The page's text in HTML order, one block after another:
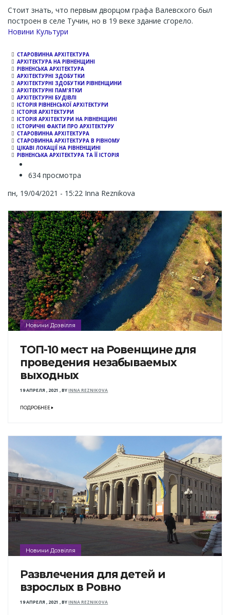
Стоит знать, что первым дворцом графа Валевского был
построен в селе Тучин, но в 19 веке здание сгорело.
Channel
Новини Культури
СТАРОВИННА АРХІТЕКТУРА
АРХІТЕКТУРА НА РІВНЕНЩИНІ
РІВНЕНСЬКА АРХІТЕКТУРА
АРХІТЕКТУРНІ ЗДОБУТКИ
АРХІТЕКТУРНІ ЗДОБУТКИ РІВНЕНЩИНИ
АРХІТЕКТУРНІ ПАМ'ЯТКИ
АРХІТЕКТУРНІ БУДІВЛІ
ІСТОРІЯ РІВНЕНСЬКОЇ АРХІТЕКТУРИ
ІСТОРІЯ АРХІТЕКТУРИ
ІСТОРІЯ АРХІТЕКТУРИ НА РІВНЕНЩИНІ
ІСТОРИЧНІ ФАКТИ ПРО АРХІТЕКТУРУ
СТАРОВИННА АРХІТЕКТУРА
СТАРОВИННА АРХІТЕКТУРА В РІВНОМУ
ЦІКАВІ ЛОКАЦІЇ НА РІВНЕНЩИНІ
РІВНЕНСЬКА АРХІТЕКТУРА ТА ЇЇ ІСТОРІЯ
634 просмотра
пн, 19/04/2021 - 15:22 Inna Reznikova
Новини Дозвілля
ТОП-10 мест на Ровенщине для
проведения незабываемых
выходных
19 АПРЕЛЯ , 2021 ,BYINNA REZNIKOVA
ПОДРОБНЕЕ
Новини Дозвілля
Развлечения для детей и
взрослых в Ровно
19 АПРЕЛЯ , 2021 ,BYINNA REZNIKOVA